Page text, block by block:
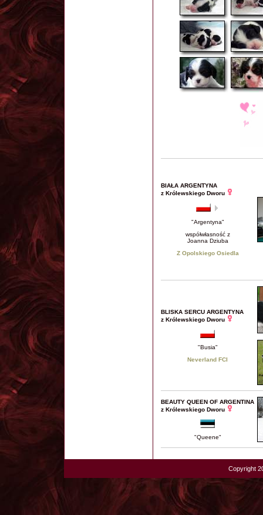
BIAŁA ARGENTYNA
z Królewskiego Dworu
"Argentyna"
współwłasność z
Joanna Dziuba
Z Opolskiego Osiedla
BLISKA SERCU ARGENTYNA
z Królewskiego Dworu
"Busia"
Neverland FCI
BEAUTY QUEEN OF ARGENTINA
z Królewskiego Dworu
"Queene"
Copyright